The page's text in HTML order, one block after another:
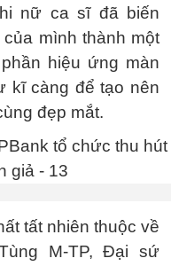
nữ ca sĩ đã biến
mình thành một
hiệu ứng màn
kĩ càng để tạo nên
đẹp mắt.
tất nhiên thuộc về
M-TP, Đại sứ